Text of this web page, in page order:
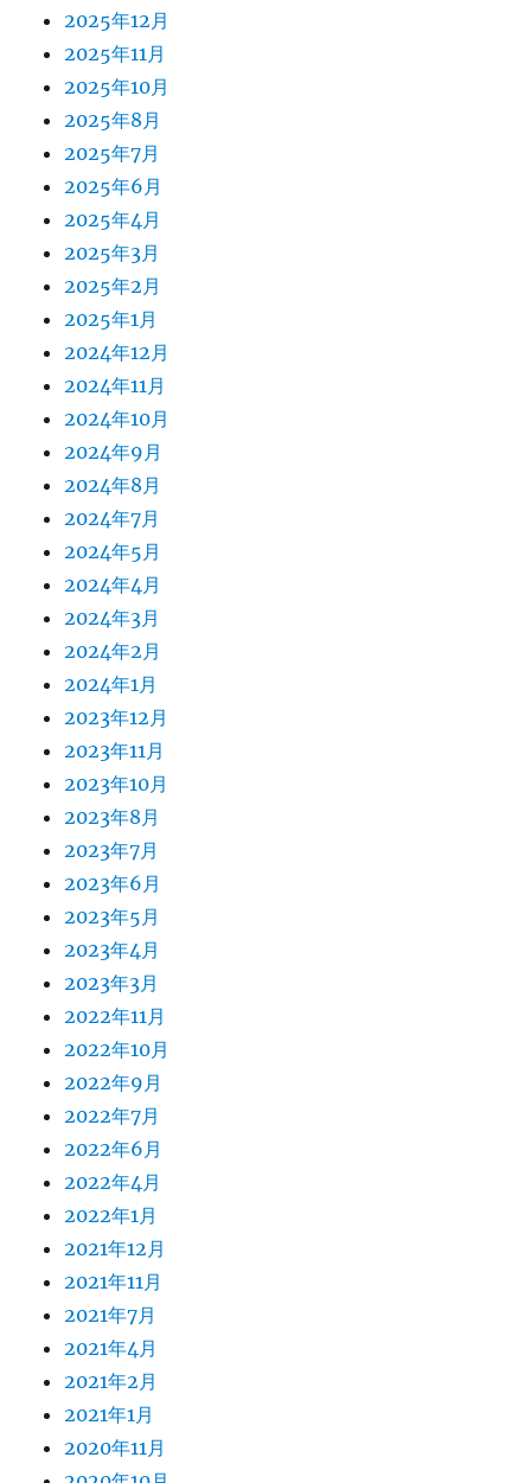
2025年12月
2025年11月
2025年10月
2025年8月
2025年7月
2025年6月
2025年4月
2025年3月
2025年2月
2025年1月
2024年12月
2024年11月
2024年10月
2024年9月
2024年8月
2024年7月
2024年5月
2024年4月
2024年3月
2024年2月
2024年1月
2023年12月
2023年11月
2023年10月
2023年8月
2023年7月
2023年6月
2023年5月
2023年4月
2023年3月
2022年11月
2022年10月
2022年9月
2022年7月
2022年6月
2022年4月
2022年1月
2021年12月
2021年11月
2021年7月
2021年4月
2021年2月
2021年1月
2020年11月